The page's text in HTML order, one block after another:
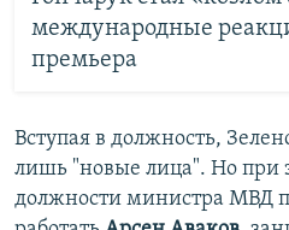
международные
премьера
Вступая в должность,
лишь "новые лица". Но при
должности министра МВД